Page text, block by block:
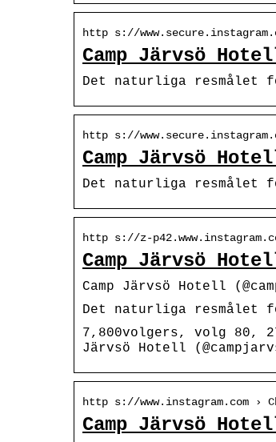
http s://
Camp Järvsö
Det naturliga resmålet
http s://
Camp Järvsö
Det naturliga resmålet
http s://z-
Camp Järvsö
Camp Järvsö Hotell
Det naturliga resmålet
7,800volgers, volg 80,
Järvsö Hotell
http s://www.instagram.com ›
Camp Järvsö